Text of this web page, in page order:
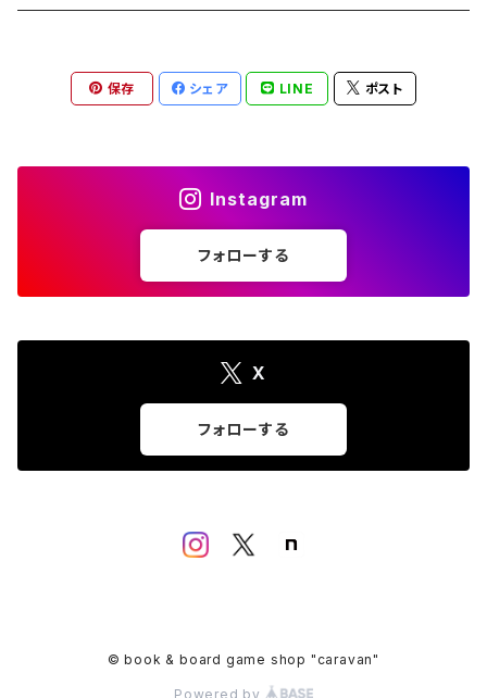
保存 シェア LINE ポスト
Instagram
フォローする
X
フォローする
© book & board game shop "caravan"
Powered by